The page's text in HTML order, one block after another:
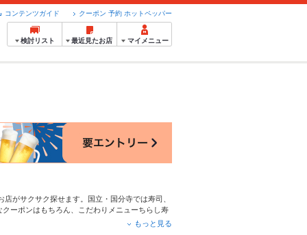
クーポン 予約 ホットペッパー
コンテンツガイド
検討リスト 最近見たお店 マイメニュー
がサクサク探せます。国立・国分寺では寿司、
ーポンはもちろん、こだわりメニューちらし寿
なネット予約が使えるお店も拡大中です。友達
もっと見る